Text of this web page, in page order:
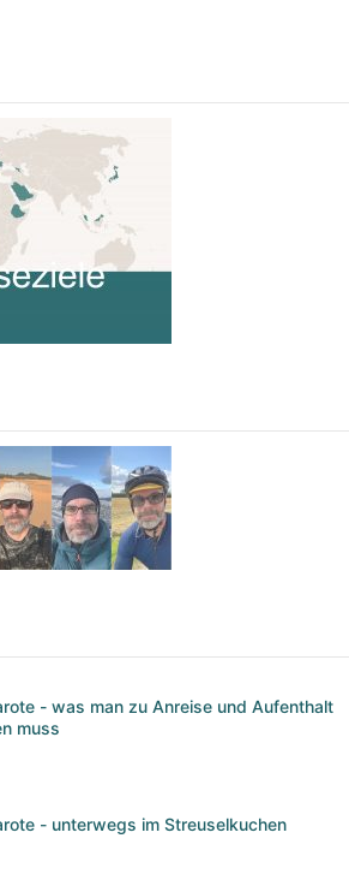
- was man zu Anreise und Aufenthalt
muss
- unterwegs im Streuselkuchen